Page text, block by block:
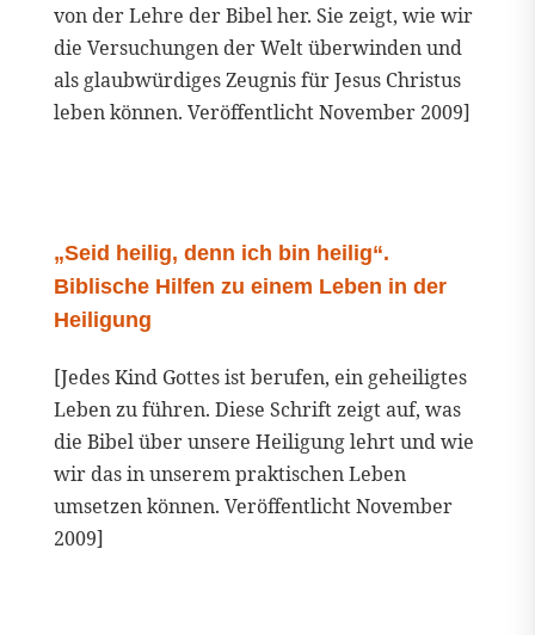
von der Lehre der Bibel her. Sie zeigt, wie wir
die Versuchungen der Welt überwinden und
als glaubwürdiges Zeugnis für Jesus Christus
leben können. Veröffentlicht November 2009]
„Seid heilig, denn ich bin heilig“.
Biblische Hilfen zu einem Leben in der
Heiligung
[Jedes Kind Gottes ist berufen, ein geheiligtes
Leben zu führen. Diese Schrift zeigt auf, was
die Bibel über unsere Heiligung lehrt und wie
wir das in unserem praktischen Leben
umsetzen können. Veröffentlicht November
2009]